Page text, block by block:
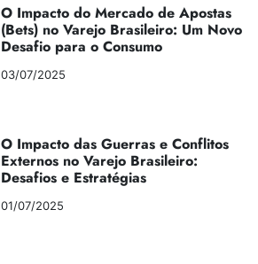
O Impacto do Mercado de Apostas
(Bets) no Varejo Brasileiro: Um Novo
Desafio para o Consumo
03/07/2025
O Impacto das Guerras e Conflitos
Externos no Varejo Brasileiro:
Desafios e Estratégias
01/07/2025